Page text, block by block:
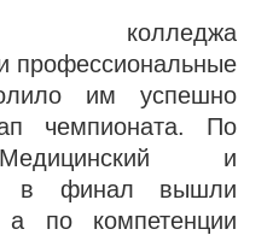
колледжа
профессиональные
им успешно
чемпионата. По
и
в финал вышли
а по компетенции